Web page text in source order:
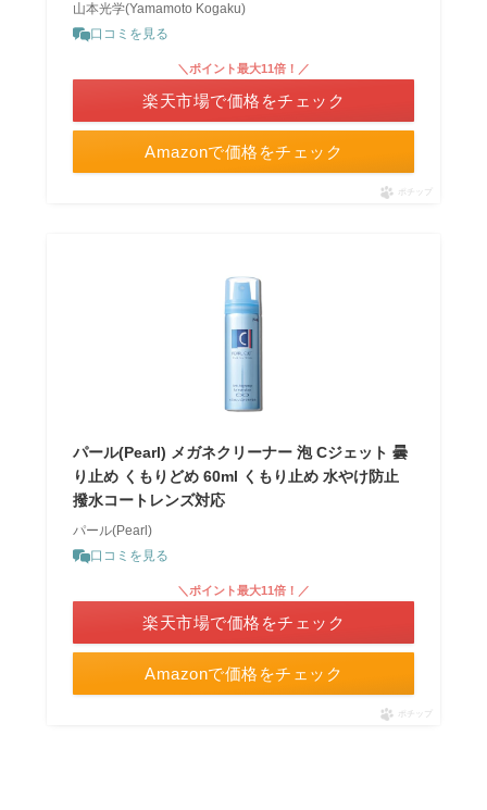
山本光学(Yamamoto Kogaku)
口コミを見る
Amazonで価格をチェック
＼ポイント最大11倍！／
楽天市場で価格をチェック
ポチップ
パール(Pearl) メガネクリーナー 泡 Cジェット 曇
り止め くもりどめ 60ml くもり止め 水やけ防止
撥水コートレンズ対応
パール(Pearl)
口コミを見る
Amazonで価格をチェック
＼ポイント最大11倍！／
楽天市場で価格をチェック
ポチップ